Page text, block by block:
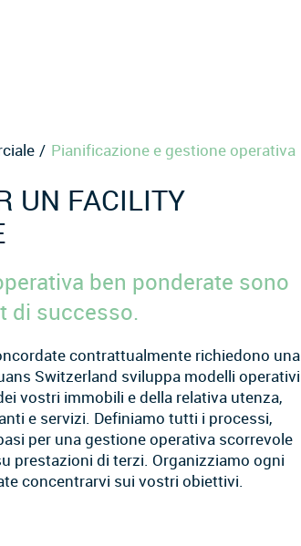
Pianificazione e gestione operativa
UN FACILITY
ben ponderate sono
di successo.
contrattualmente richiedono una
Switzerland sviluppa modelli operativi
vostri immobili e della relativa utenza,
e servizi. Definiamo tutti i processi,
per una gestione operativa scorrevole
prestazioni di terzi. Organizziamo ogni
concentrarvi sui vostri obiettivi.